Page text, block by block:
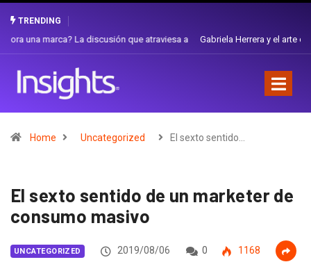
TRENDING
Gabriela Herrera y el arte de cambiarse el sombrero en Corporación
Home Uncategorized El sexto sentido…
El sexto sentido de un marketer de
consumo masivo
UNCATEGORIZED 2019/08/06 0 1168